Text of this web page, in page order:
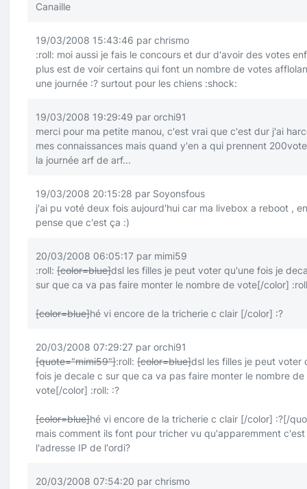
Canaille
19/03/2008 15:43:46 par chrismo
:roll: moi aussi je fais le concours et dur d'avoir des votes
plus est de voir certains qui font un nombre de votes
une journée :? surtout pour les chiens :shock:
19/03/2008 19:29:49 par orchi91
merci pour ma petite manou, c'est vrai que c'est dur j'ai
mes connaissances mais quand y'en a qui prennent
la journée arf de arf...
19/03/2008 20:15:28 par Soyonsfous
j'ai pu voté deux fois aujourd'hui car ma livebox a reboot ,
pense que c'est ça :)
20/03/2008 06:05:17 par mimi59
:roll: [color=blue]dsl les filles je peut voter qu'une fois je
sur que ca va pas faire monter le nombre de vote[/color]
[color=blue]hé vi encore de la tricherie c clair [/color] :?
20/03/2008 07:29:27 par orchi91
[quote="mimi59"]:roll: [color=blue]dsl les filles je peut voter
fois je decale c sur que ca va pas faire monter le nombre de
vote[/color] :roll: :?
[color=blue]hé vi encore de la tricherie c clair [/color] :?[/
mais comment ils font pour tricher vu qu'apparemment
l'adresse IP de l'ordi?
20/03/2008 07:54:20 par chrismo